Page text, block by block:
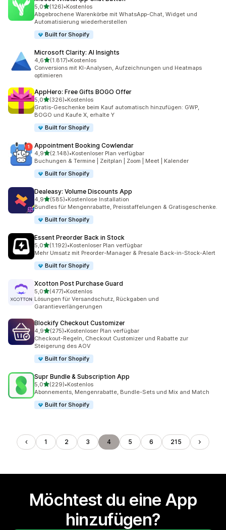
5,0von 5 Sternen
(126)
126 Rezensionen insgesamt
•Kostenlos
Abgebrochene Warenkörbe mit WhatsApp-Chat, Widget und
Automatisierung wiederherstellen
Built for Shopify
Microsoft Clarity: AI Insights
4,6von 5 Sternen
(1.817)
1817 Rezensionen insgesamt
•Kostenlos
Conversions mit KI-Analysen, Aufzeichnungen und Heatmaps
optimieren
AppHero: Free Gifts BOGO Offer
5,0von 5 Sternen
(326)
326 Rezensionen insgesamt
•Kostenlos
Gratis-Geschenke beim Kauf automatisch hinzufügen: GWP,
BOGO und Kaufe X, erhalte Y
Built for Shopify
Appointment Booking Cowlendar
4,9von 5 Sternen
(2.148)
2148 Rezensionen insgesamt
•Kostenloser Plan verfügbar
Buchungen & Termine | Zeitplan | Zoom | Meet | Kalender
Built for Shopify
Dealeasy: Volume Discounts App
4,9von 5 Sternen
(585)
585 Rezensionen insgesamt
•Kostenlose Installation
Bundles für Mengenrabatte, Preisstaffelungen & Gratisgeschenke.
Built for Shopify
Essent Preorder Back in Stock
5,0von 5 Sternen
(1.192)
1192 Rezensionen insgesamt
•Kostenloser Plan verfügbar
Mehr Umsatz mit Preorder-Manager & Presale Back-in-Stock-Alert
Built for Shopify
Xcotton Post Purchase Guard
5,0von 5 Sternen
(477)
477 Rezensionen insgesamt
•Kostenlos
Lösungen für Versandschutz, Rückgaben und
Garantieverlängerungen
Blockify Checkout Customizer
4,9von 5 Sternen
(275)
275 Rezensionen insgesamt
•Kostenloser Plan verfügbar
Checkout-Regeln, Checkout Customizer und Rabatte zur
Steigerung des AOV
Built for Shopify
Supr Bundle & Subscription App
5,0von 5 Sternen
(229)
229 Rezensionen insgesamt
•Kostenlos
Abonnements, Mengenrabatte, Bundle-Sets und Mix and Match
Built for Shopify
1 2 3 4 5 6 215
Möchtest du eine App
hinzufügen?